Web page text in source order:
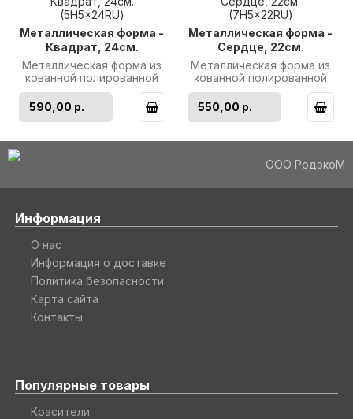
Металлическая форма -
Квадрат, 24см.
(5H5x24RU)
Металлическая форма из
кованной полированной
нержавеющей стали.
Длины сторон: 24см.
Высота: 5с..
590,00 р.
Металлическая форма -
Сердце, 22см.
(7H5x22RU)
Металлическая форма из
кованной полированной
нержавеющей стали.
Диаметр: 22см. Высота:
5см. П..
550,00 р.
ООО РодэкоМ
Информация
О нас
Информация о доставке
Политика безопасности
Карта сайта
Контакты
Популярные товары
Красители